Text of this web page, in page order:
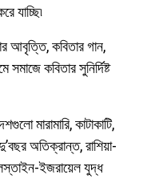
যাচ্ছি৷
আবৃত্তি, কবিতার গান,
কবিতার সুনির্দিষ্ট
মারামারি, কাটাকাটি,
অতিক্রান্ত, রাশিয়া-
ইজরায়েল যুদ্ধ